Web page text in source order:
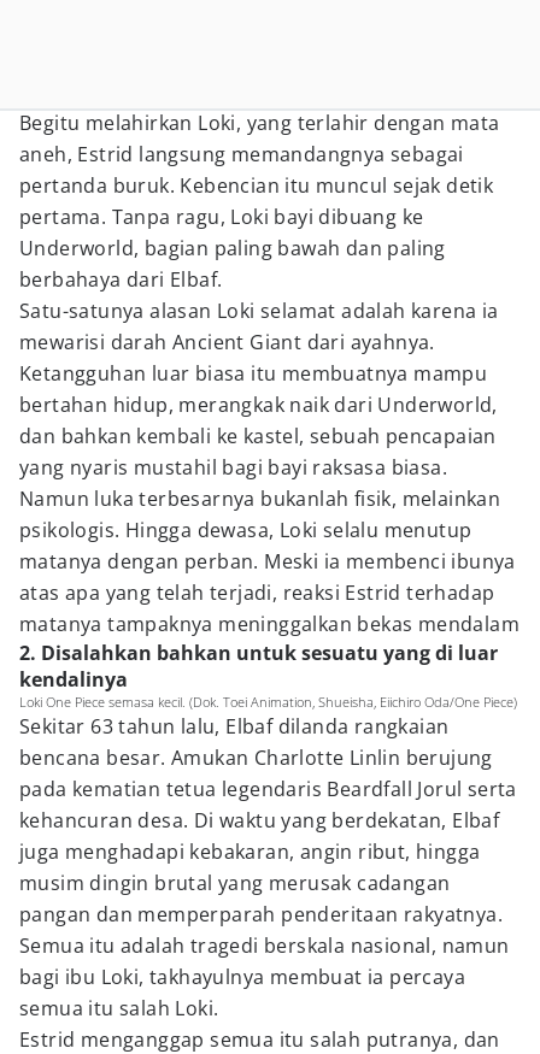
Begitu melahirkan Loki, yang terlahir dengan mata
aneh, Estrid langsung memandangnya sebagai
pertanda buruk. Kebencian itu muncul sejak detik
pertama. Tanpa ragu, Loki bayi dibuang ke
Underworld, bagian paling bawah dan paling
berbahaya dari Elbaf.
Satu-satunya alasan Loki selamat adalah karena ia
mewarisi darah Ancient Giant dari ayahnya.
Ketangguhan luar biasa itu membuatnya mampu
bertahan hidup, merangkak naik dari Underworld,
dan bahkan kembali ke kastel, sebuah pencapaian
yang nyaris mustahil bagi bayi raksasa biasa.
Namun luka terbesarnya bukanlah fisik, melainkan
psikologis. Hingga dewasa, Loki selalu menutup
matanya dengan perban. Meski ia membenci ibunya
atas apa yang telah terjadi, reaksi Estrid terhadap
matanya tampaknya meninggalkan bekas mendalam
2. Disalahkan bahkan untuk sesuatu yang di luar
kendalinya
Loki One Piece semasa kecil. (Dok. Toei Animation, Shueisha, Eiichiro Oda/One Piece)
Sekitar 63 tahun lalu, Elbaf dilanda rangkaian
bencana besar. Amukan Charlotte Linlin berujung
pada kematian tetua legendaris Beardfall Jorul serta
kehancuran desa. Di waktu yang berdekatan, Elbaf
juga menghadapi kebakaran, angin ribut, hingga
musim dingin brutal yang merusak cadangan
pangan dan memperparah penderitaan rakyatnya.
Semua itu adalah tragedi berskala nasional, namun
bagi ibu Loki, takhayulnya membuat ia percaya
semua itu salah Loki.
Estrid menganggap semua itu salah putranya, dan